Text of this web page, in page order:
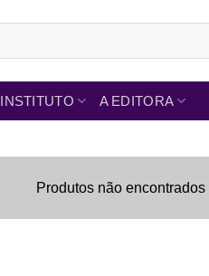
INSTITUTO A EDITORA
Produtos não encontrados